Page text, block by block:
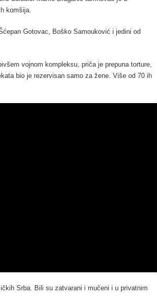
komšija.
Gotovac, Boško Samouković i jedini od
vojnom kompleksu, priča je prepuna torture,
bio je rezervisan samo za žene. Više od 70 ih
Srba. Bili su zatvarani i mučeni i u privatnim